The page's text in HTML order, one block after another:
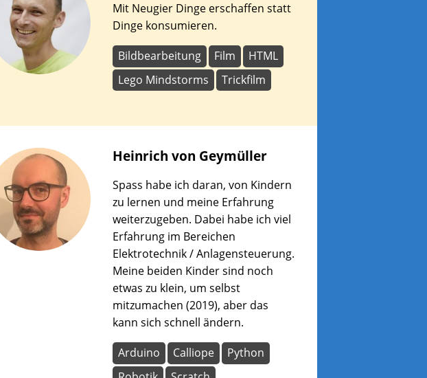
Mit Neugier Dinge erschaffen statt
Dinge konsumieren.
Bildbearbeitung Film
HTML
Lego Mindstorms
Trickfilm
Heinrich von Geymüller
Spass habe ich daran, von Kindern
zu lernen und meine Erfahrung
weiterzugeben. Dabei habe ich viel
Erfahrung im Bereichen
Elektrotechnik / Anlagensteuerung.
Meine beiden Kinder sind noch
etwas zu klein, um selbst
mitzumachen (2019), aber das
kann sich schnell ändern.
Arduino Calliope
Python